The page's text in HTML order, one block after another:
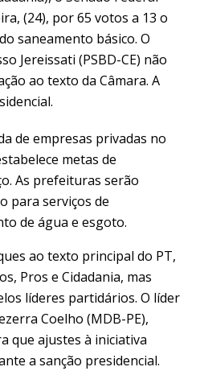
(24), por 65 votos a 13 o
saneamento básico. O
Jereissati (PSBD-CE) não
ao texto da Câmara. A
de empresas privadas no
metas de
As prefeituras serão
para serviços de
de água e esgoto.
ao texto principal do PT,
Pros e Cidadania, mas
líderes partidários. O líder
Coelho (MDB-PE),
que ajustes à iniciativa
a sanção presidencial.